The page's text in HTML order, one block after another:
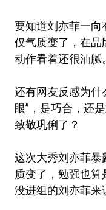
要知道刘亦菲一向
仅气质变了，在品
动作看着还很油腻。
还有网友反感为什
眼”，是巧合，还
致敬巩俐了？
这次大秀刘亦菲暴
质变了，勉强也
没进组的刘亦菲来